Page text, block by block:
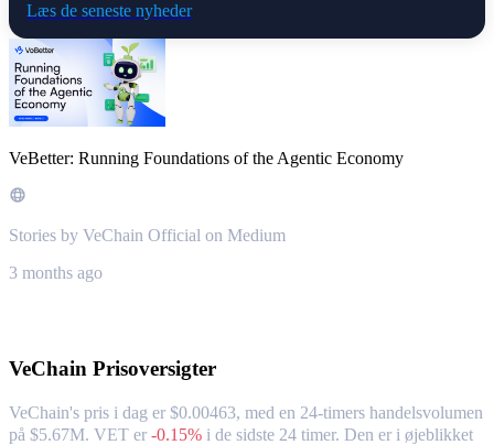
Læs de seneste nyheder
VeBetter: Running Foundations of the Agentic Economy
Stories by VeChain Official on Medium
3 months ago
VeChain Prisoversigter
VeChain's pris i dag er $0.00463, med en 24-timers handelsvolumen
på $5.67M. VET er -0.15% i de sidste 24 timer. Den er i øjeblikket